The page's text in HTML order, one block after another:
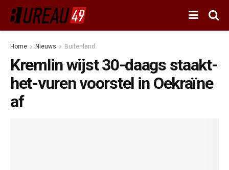
Home Nieuws Buitenland
Kremlin wijst 30-daags staakt-
het-vuren voorstel in Oekraïne
af